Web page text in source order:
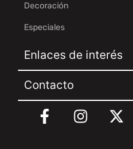
Decoración
Especiales
Enlaces de interés
Contacto